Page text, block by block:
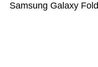
Samsung Galaxy Fold